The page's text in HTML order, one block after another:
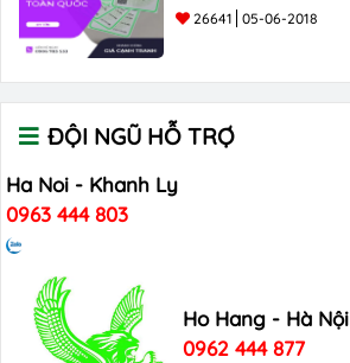
26641 05-06-2018
ĐỘI NGŨ HỖ TRỢ
Ha Noi - Khanh Ly
0963 444 803
Ho Hang - Hà Nội
0962 444 877